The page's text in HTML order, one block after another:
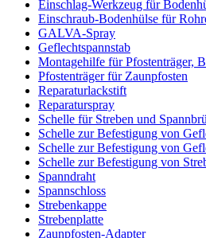
Einschlag-Werkzeug für
Einschraub-Bodenhülse für
GALVA-Spray
Geflechtspannstab
Montagehilfe für Pfostenträger,
Pfostenträger für Zaunpfosten
Reparaturlackstift
Reparaturspray
Schelle für Streben und
Schelle zur Befestigung von
Schelle zur Befestigung von
Schelle zur Befestigung von
Spanndraht
Spannschloss
Strebenkappe
Strebenplatte
Zaunpfosten-Adapter